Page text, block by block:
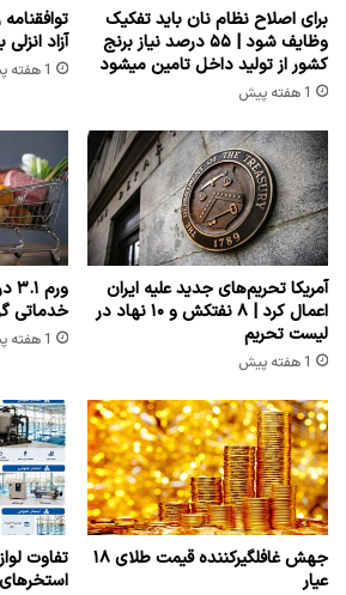
برای اصلاح نظام نان باید تفکیک
وظایف شود | ۵۵ درصد نیاز برنج
کشور از تولید داخل تامین میشود
1 هفته پیش
آزاد
1 هفته پیش
آمریکا تحریم‌های جدید علیه ایران
اعمال کرد | ۸ نفتکش و ۱۰ نهاد در
لیست تحریم
1 هفته پیش
خدماتی
1 هفته پیش
جهش غافلگیرکننده قیمت طلای ۱۸
عیار
تفاوت